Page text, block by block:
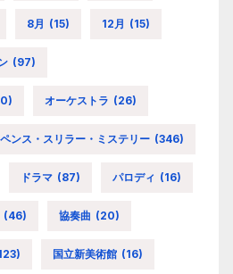
8月 (15) 12月 (15)
(97)
オーケストラ (26)
ンス・スリラー・ミステリー (346)
ドラマ (87) パロディ (16)
(46) 協奏曲 (20)
国立新美術館 (16)